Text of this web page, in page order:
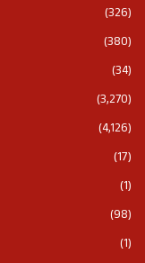
(326)
(380)
(34)
(3,270)
(4,126)
(17)
(1)
(98)
(1)